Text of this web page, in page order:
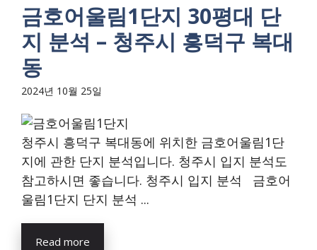
금호어울림1단지 30평대 단
지 분석 – 청주시 흥덕구 복대
동
2024년 10월 25일
청주시 흥덕구 복대동에 위치한 금호어울림1단
지에 관한 단지 분석입니다. 청주시 입지 분석도
참고하시면 좋습니다. 청주시 입지 분석 금호어
울림1단지 단지 분석 ...
Read more